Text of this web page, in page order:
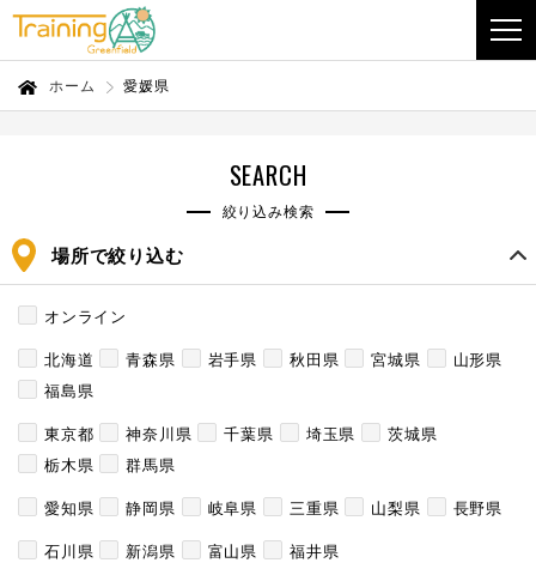
ホーム 愛媛県
SEARCH
絞り込み検索
場所で絞り込む
オンライン
北海道
青森県 岩手県 秋田県 宮城県
山形県
福島県
東京都
神奈川県 千葉県 埼玉県
茨城県
栃木県
群馬県
愛知県
静岡県 岐阜県 三重県 山梨県
長野県
石川県
新潟県 富山県
福井県